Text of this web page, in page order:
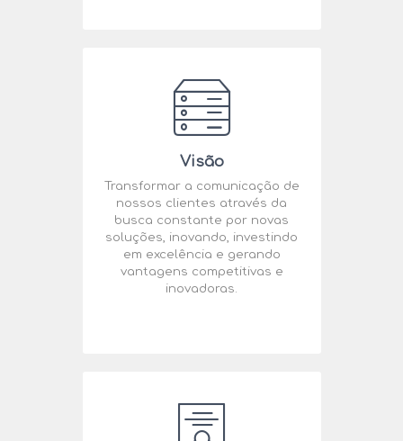
Visão
Transformar a comunicação de
nossos clientes através da
busca constante por novas
soluções, inovando, investindo
em excelência e gerando
vantagens competitivas e
inovadoras.